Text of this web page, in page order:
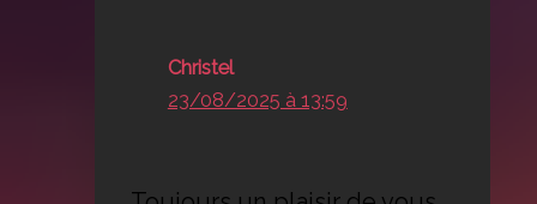
Christel
23/08/2025 à 13:59